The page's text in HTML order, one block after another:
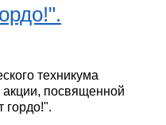
техникума
акции, посвященной
гордо!".